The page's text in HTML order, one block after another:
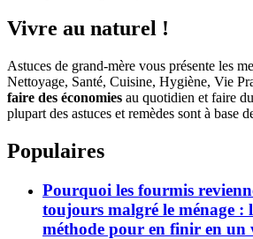
Vivre au naturel !
Astuces de grand-mère vous présente les
Nettoyage, Santé, Cuisine, Hygiène, Vie
faire des économies au quotidien et faire
plupart des astuces et remèdes sont à base
Populaires
Pourquoi les fourmis
toujours malgré le ménage :
méthode pour en finir en un